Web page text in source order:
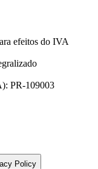
efeitos do IVA
PR-109003
Policy